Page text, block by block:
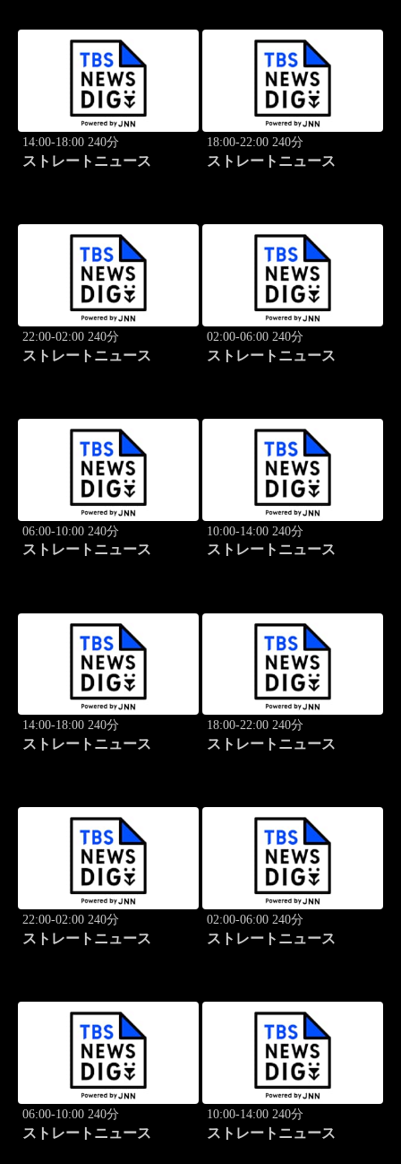
14:00-18:00 240分
ストレートニュース
18:00-22:00 240分
ストレートニュース
22:00-02:00 240分
ストレートニュース
02:00-06:00 240分
ストレートニュース
06:00-10:00 240分
ストレートニュース
10:00-14:00 240分
ストレートニュース
14:00-18:00 240分
ストレートニュース
18:00-22:00 240分
ストレートニュース
22:00-02:00 240分
ストレートニュース
02:00-06:00 240分
ストレートニュース
06:00-10:00 240分
ストレートニュース
10:00-14:00 240分
ストレートニュース